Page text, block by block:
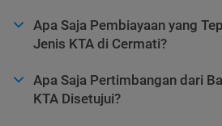
Apa Saja Pembiayaan yang
Jenis KTA di Cermati?
Apa Saja Pertimbangan dari
KTA Disetujui?